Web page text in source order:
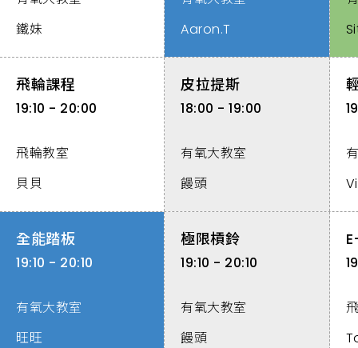
鐵妹
Aaron.T
飛輪課程
19:10 - 20:00
飛輪教室
貝貝
皮拉提斯
18:00 - 19:00
有氧大教室
饅頭
全能踏板
19:10 - 20:10
有氧大教室
旺旺
極限槓鈴
19:10 - 20:10
有氧大教室
饅頭